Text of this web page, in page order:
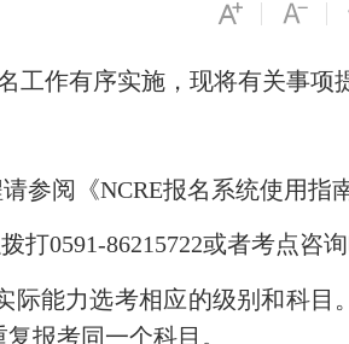
工作有序实施，现将有关事项
请参阅 《NCRE报名系统使用指
打0591-86215722或者考点咨询
能力选考相应的级别和科目
报考同一个科目。